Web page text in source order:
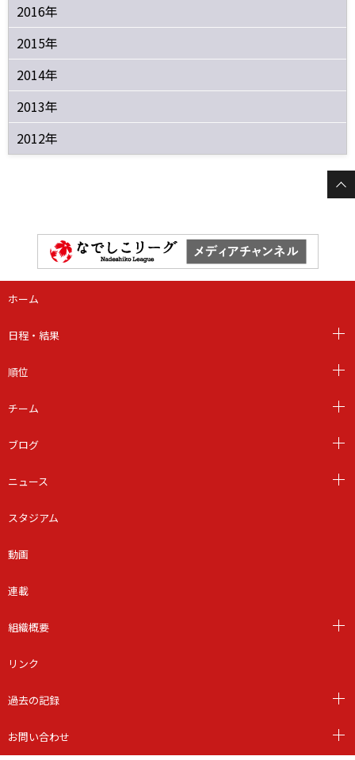
2016年
2015年
2014年
2013年
2012年
ホーム
日程・結果
順位
チーム
ブログ
ニュース
スタジアム
動画
連載
組織概要
リンク
過去の記録
お問い合わせ